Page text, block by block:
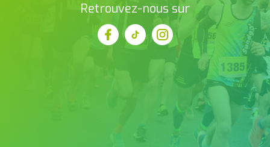
Retrouvez-nous sur